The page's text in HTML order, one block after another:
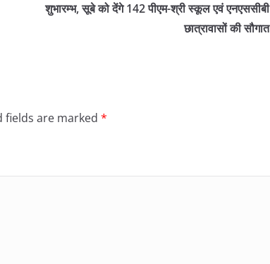
शुभारम्भ, सूबे को देंगे 142 पीएम-श्री स्कूल एवं एनएससीबी
छात्रावासों की सौगात
fields are marked *